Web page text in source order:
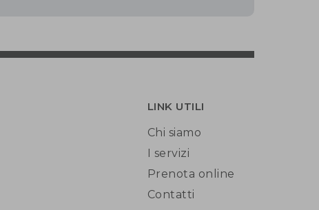
LINK UTILI
Chi siamo
I servizi
Prenota online
Contatti